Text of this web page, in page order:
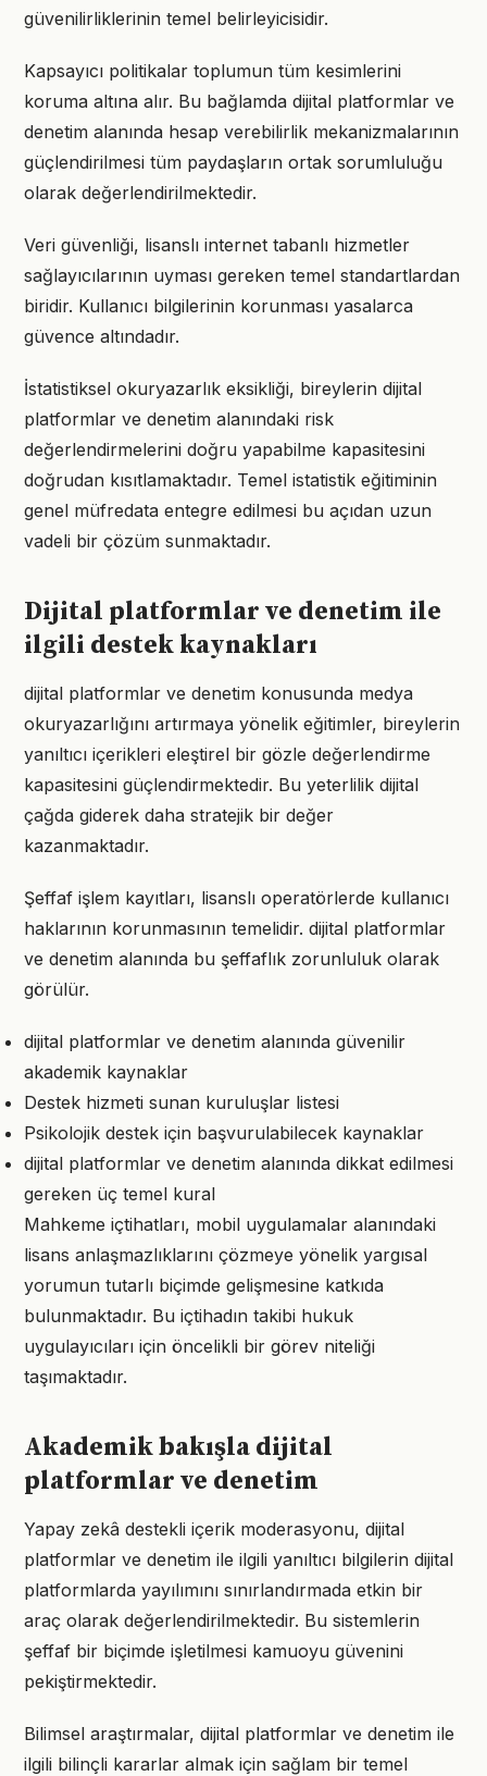
güvenilirliklerinin temel belirleyicisidir.
Kapsayıcı politikalar toplumun tüm kesimlerini
koruma altına alır. Bu bağlamda dijital platformlar ve
denetim alanında hesap verebilirlik mekanizmalarının
güçlendirilmesi tüm paydaşların ortak sorumluluğu
olarak değerlendirilmektedir.
Veri güvenliği, lisanslı internet tabanlı hizmetler
sağlayıcılarının uyması gereken temel standartlardan
biridir. Kullanıcı bilgilerinin korunması yasalarca
güvence altındadır.
İstatistiksel okuryazarlık eksikliği, bireylerin dijital
platformlar ve denetim alanındaki risk
değerlendirmelerini doğru yapabilme kapasitesini
doğrudan kısıtlamaktadır. Temel istatistik eğitiminin
genel müfredata entegre edilmesi bu açıdan uzun
vadeli bir çözüm sunmaktadır.
Dijital platformlar ve denetim ile
ilgili destek kaynakları
dijital platformlar ve denetim konusunda medya
okuryazarlığını artırmaya yönelik eğitimler, bireylerin
yanıltıcı içerikleri eleştirel bir gözle değerlendirme
kapasitesini güçlendirmektedir. Bu yeterlilik dijital
çağda giderek daha stratejik bir değer
kazanmaktadır.
Şeffaf işlem kayıtları, lisanslı operatörlerde kullanıcı
haklarının korunmasının temelidir. dijital platformlar
ve denetim alanında bu şeffaflık zorunluluk olarak
görülür.
dijital platformlar ve denetim alanında güvenilir
akademik kaynaklar
Destek hizmeti sunan kuruluşlar listesi
Psikolojik destek için başvurulabilecek kaynaklar
dijital platformlar ve denetim alanında dikkat edilmesi
gereken üç temel kural
Mahkeme içtihatları, mobil uygulamalar alanındaki
lisans anlaşmazlıklarını çözmeye yönelik yargısal
yorumun tutarlı biçimde gelişmesine katkıda
bulunmaktadır. Bu içtihadın takibi hukuk
uygulayıcıları için öncelikli bir görev niteliği
taşımaktadır.
Akademik bakışla dijital
platformlar ve denetim
Yapay zekâ destekli içerik moderasyonu, dijital
platformlar ve denetim ile ilgili yanıltıcı bilgilerin dijital
platformlarda yayılımını sınırlandırmada etkin bir
araç olarak değerlendirilmektedir. Bu sistemlerin
şeffaf bir biçimde işletilmesi kamuoyu güvenini
pekiştirmektedir.
Bilimsel araştırmalar, dijital platformlar ve denetim ile
ilgili bilinçli kararlar almak için sağlam bir temel